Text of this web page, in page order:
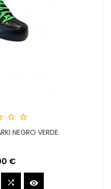
 
NEGRO VERDE
€
 